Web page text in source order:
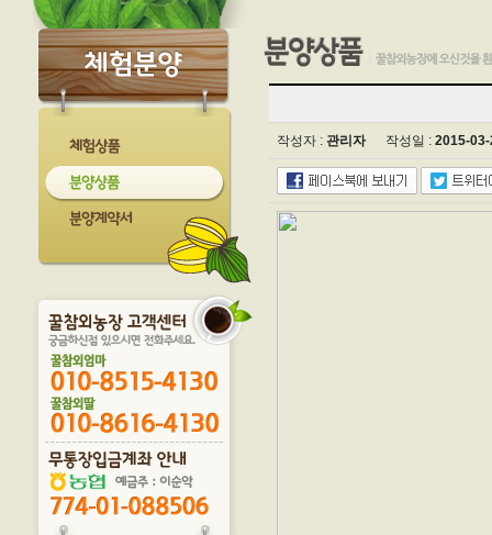
작성자 : 관리자작성일 : 2015-